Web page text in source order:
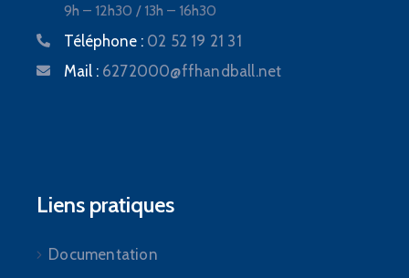
9h – 12h30 / 13h – 16h30
Téléphone : 02 52 19 21 31
Mail : 6272000@ffhandball.net
Liens pratiques
Documentation